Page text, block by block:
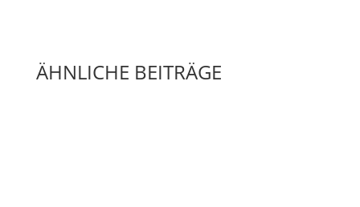
ÄHNLICHE BEITRÄGE